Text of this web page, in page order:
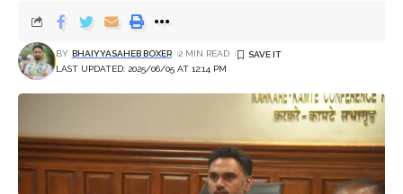
LAST UPDATED: 2025/06/05 AT 12:14 PM
BY BHAIYYASAHEB BOXER 2 MIN READ